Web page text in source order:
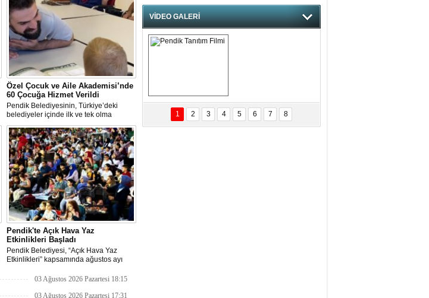
Özel Çocuk ve Aile Akademisi’nde
60 Çocuğa Hizmet Verildi
Pendik Belediyesinin, Türkiye’deki
belediyeler içinde ilk ve tek olma
özelliği taşıyan “Özel Çocuk ve Aile
Akademisi” programından ilk dönemde
60 özel çocuk yararlandı.
Pendik'te Açık Hava Yaz
Etkinlikleri Başladı
Pendik Belediyesi, “Açık Hava Yaz
Etkinlikleri” kapsamında ağustos ayı
geceleri ve açık hava tiyatrolarıyla
etkinliklerinde buluşturuyor.
03 Ağustos 2026 Pazartesi 18:15
03 Ağustos 2026 Pazartesi 17:31
Fatma Saçak Akbulut
SANAL KERHANE!
Abbas Levent Ertekin
Sanal Medyanın Dijital Savaş Alanı
VİDEO GALERİ
Pendik Tanıtım
Filmi
1 2 3 4 5 6 7 8